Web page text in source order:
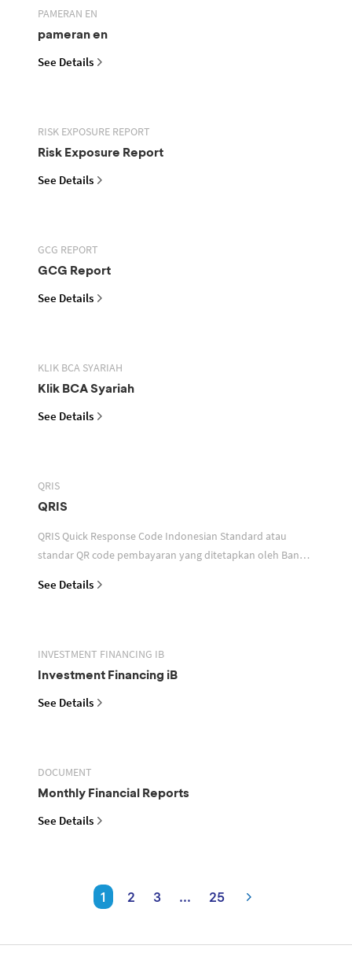
PAMERAN EN
pameran en
See Details
RISK EXPOSURE REPORT
Risk Exposure Report
See Details
GCG REPORT
GCG Report
See Details
KLIK BCA SYARIAH
Klik BCA Syariah
See Details
QRIS
QRIS
QRIS Quick Response Code Indonesian Standard atau
standar QR code pembayaran yang ditetapkan oleh Bank
See Details
INVESTMENT FINANCING IB
Investment Financing iB
See Details
DOCUMENT
Monthly Financial Reports
See Details
1 2 3 ... 25